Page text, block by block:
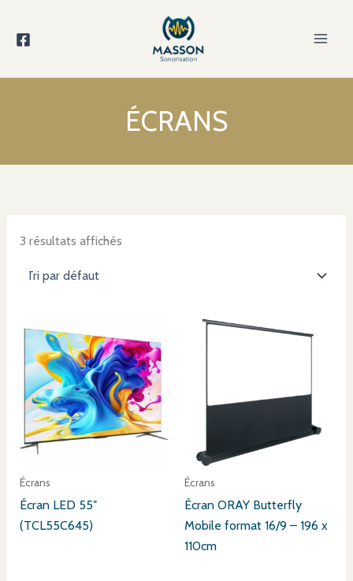
contenu
ÉCRANS
3 résultats affichés
Écrans
Écran LED 55″
(TCL55C645)
Écrans
Écran ORAY Butterfly
Mobile format 16/9 – 196 x
110cm